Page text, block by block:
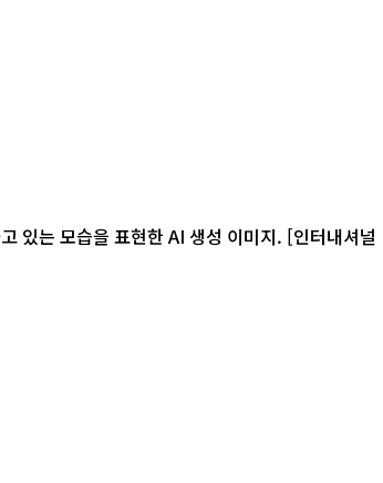
을 표현한 AI 생성 이미지. [인터내셔널